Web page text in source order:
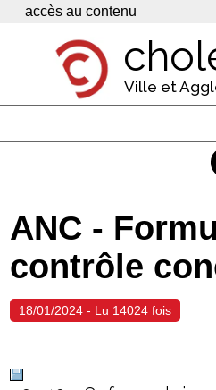
Panneau de gestion des cookies
accès au contenu
Ville et
Economie
Services
Contacts
ANC -
contrôle
18/01/2024 - Lu 14024 fois